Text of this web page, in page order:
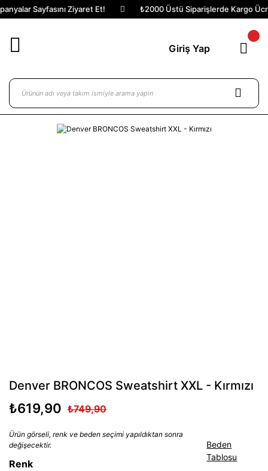
Sayfasını Ziyaret Et! ₺2000 Üstü Siparişlerde Kargo
Giriş Yap
Denver BRONCOS Sweatshirt XXL - Kırmızı
₺619,90 ₺749,90
Ürün görseli, renk ve beden seçimi yapıldıktan sonra
değişecektir.
Renk
Beden
Tablosu